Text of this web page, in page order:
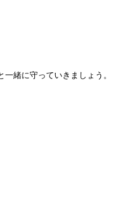
緒に守っていきましょう。